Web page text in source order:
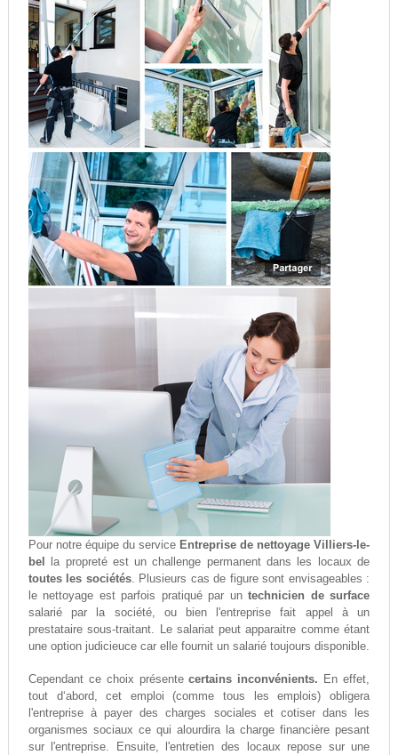
Pour notre équipe du service Entreprise de nettoyage Villiers-le-
bel
la propreté est un challenge permanent dans les locaux de
toutes les sociétés. Plusieurs cas de figure sont envisageables :
le nettoyage est parfois pratiqué par untechnicien de surface
salarié par la société, ou bien l'entreprise fait appel à un
prestataire sous-traitant. Le salariat peut apparaitre comme étant
une option judicieuce car elle fournit un salarié toujours disponible.
Cependant ce choix présentecertains inconvénients. En effet,
tout d‘abord, cet emploi (comme tous les emplois) obligera
l'entreprise à payer des charges sociales et cotiser dans les
organismes sociaux ce qui alourdira la charge financière pesant
sur l'entreprise. Ensuite, l'entretien des locaux repose sur une